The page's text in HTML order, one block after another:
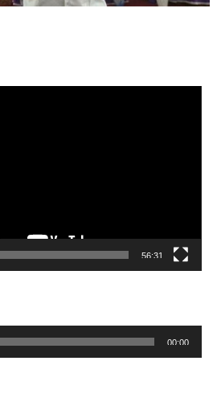
56:31
00:00